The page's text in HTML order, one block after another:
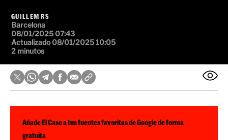
GUILLEM RS
Barcelona
08/01/2025 07:43
Actualizado 08/01/2025 10:05
2 minutos
Añade El Caso a tus fuentes favoritas de Google de forma
gratuita